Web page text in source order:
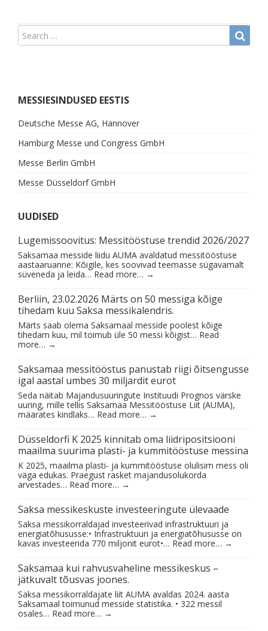
MESSIESINDUSED EESTIS
Deutsche Messe AG, Hannover
Hamburg Messe und Congress GmbH
Messe Berlin GmbH
Messe Düsseldorf GmbH
UUDISED
Lugemissoovitus: Messitööstuse trendid 2026/2027
Saksamaa messide liidu AUMA avaldatud messitööstuse
aastaaruanne: Kõigile, kes soovivad teemasse sügavamalt
süveneda ja leida… Read more… →
Berliin, 23.02.2026 Märts on 50 messiga kõige
tihedam kuu Saksa messikalendris.
Märts saab olema Saksamaal messide poolest kõige
tihedam kuu, mil toimub üle 50 messi kõigist… Read
more… →
Saksamaa messitööstus panustab riigi õitsengusse
igal aastal umbes 30 miljardit eurot
Seda näitab Majandusuuringute Instituudi Prognos värske
uuring, mille tellis Saksamaa Messitööstuse Liit (AUMA),
määrates kindlaks… Read more… →
Düsseldorfi K 2025 kinnitab oma liidripositsiooni
maailma suurima plasti- ja kummitööstuse messina
K 2025, maailma plasti- ja kummitööstuse olulisim mess oli
väga edukas. Praegust rasket majandusolukorda
arvestades… Read more… →
Saksa messikeskuste investeeringute ülevaade
Saksa messikorraldajad investeerivad infrastruktuuri ja
energiatõhususse:• Infrastruktuuri ja energiatõhususse on
kavas investeerida 770 miljonit eurot•… Read more… →
Saksamaa kui rahvusvaheline messikeskus –
jätkuvalt tõusvas joones.
Saksa messikorraldajate liit AUMA avaldas 2024. aasta
Saksamaal toimunud messide statistika. • 322 messil
osales… Read more… →